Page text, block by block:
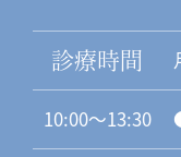
診療時間
10:00〜13:30